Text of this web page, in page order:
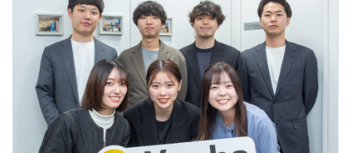
ることで、社内リソースの不足を解消しつつ、再現性の高
いPDCAサイクルの構築を支援しております。
■株式会社リブセンス様
主力サービスである『マッハバイト』において、アプリの
魅力を伝えるショート動画広告の制作を担当させていただ
きました。
定いたします。
■月給：約360,000円
・基本給：312,000円
・固定残業代：20時間分 48,000円（超過分は別途支
給）
・その他定額手当：交通費・休日出勤手当・残業手当